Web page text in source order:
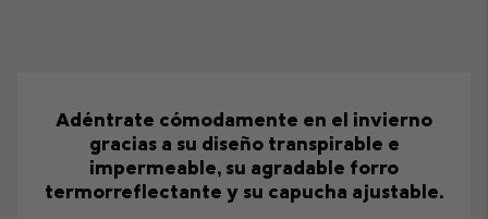
Adéntrate cómodamente en el invierno
gracias a su diseño transpirable e
impermeable, su agradable forro
termorreflectante y su capucha ajustable.